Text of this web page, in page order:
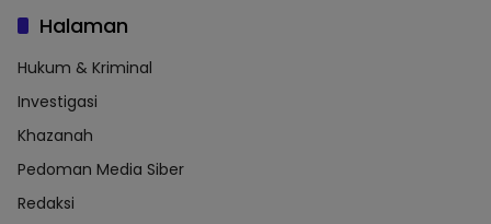
Halaman
Hukum & Kriminal
Investigasi
Khazanah
Pedoman Media Siber
Redaksi